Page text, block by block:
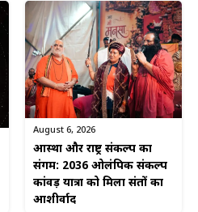
August 6, 2026
आस्था और राष्ट्र संकल्प का
संगम: 2036 ओलंपिक संकल्प
कांवड़ यात्रा को मिला संतों का
आशीर्वाद